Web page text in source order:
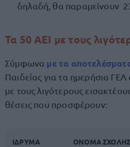
δηλαδή, θα παραμείνουν
Τα 50 ΑΕΙ με τους
Σύμφωνα με τα
Παιδείας για τα ημερήσια ΓΕΛ
με τους λιγότερους
θέσεις που προσφέρουν:
ΙΔΡΥΜΑ ΟΝΟΜΑ ΣΧΟΛΗΣ